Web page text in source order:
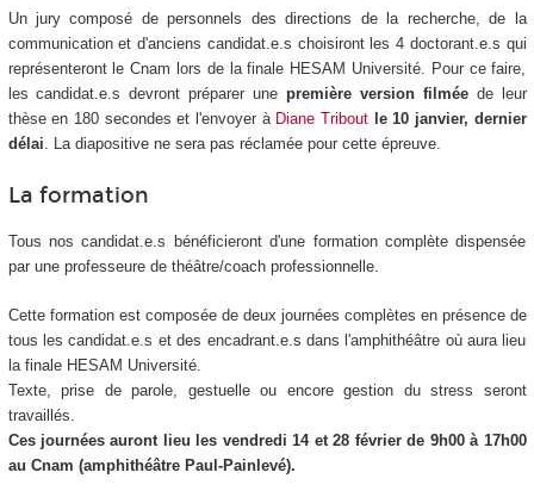
Un jury composé de personnels des directions de la recherche, de la
communication et d'anciens candidat.e.s choisiront les 4 doctorant.e.s qui
représenteront le Cnam lors de la finale HESAM Université. Pour ce faire,
les candidat.e.s devront préparer une première version filméede leur
thèse en 180 secondes et l'envoyer à Diane Tribout
le 10 janvier, dernier
délai. La diapositive ne sera pas réclamée pour cette épreuve.
La formation
Tous nos candidat.e.s bénéficieront d'une formation complète dispensée
par une professeure de théâtre/coach professionnelle.
Cette formation est composée de deux journées complètes en présence de
tous les candidat.e.s et des encadrant.e.s dans l'amphithéâtre où aura lieu
la finale HESAM Université.
Texte, prise de parole, gestuelle ou encore gestion du stress seront
travaillés.
Ces journées auront lieu les vendredi 14 et 28 février de 9h00 à 17h00
au Cnam (amphithéâtre Paul-Painlevé).